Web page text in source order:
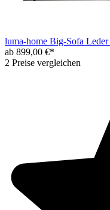
luma-home Big-Sofa
ab 899,00 €*
2 Preise vergleichen